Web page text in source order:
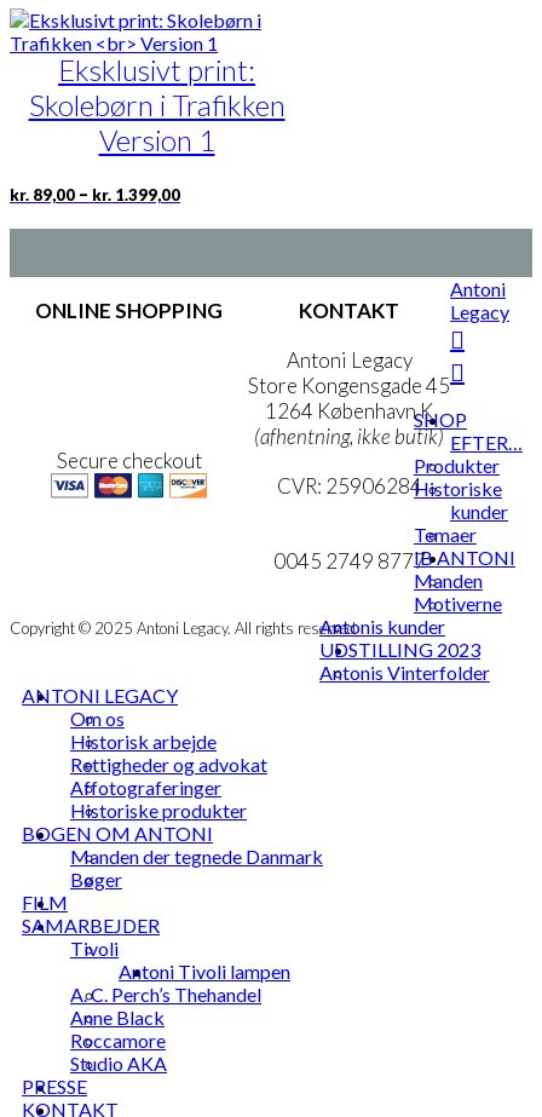
til
kr. 1.399,00
har
flere
varianter.
Mulighederne
kan
vælges
på
Eksklusivt print:
Skolebørn i Trafikken
Version 1
kr. 89,00 – kr. 1.399,00Prisinterval:
til
Dette
varianter.
Mulighederne
varesiden
ONLINE SHOPPING
Secure checkout
KONTAKT
Antoni Legacy
Store Kongensgade 45
1264 København K
(afhentning, ikke butik)
CVR: 25906284
mail@ibantoni.com
0045 2749 8777
Copyright © 2025 Antoni Legacy. All rights reserved
Antoni
Legacy
SHOP
EFTER…
Produkter
Historiske
kunder
Temaer
IB ANTONI
Manden
Motiverne
Antonis kunder
UDSTILLING 2023
Antonis Vinterfolder
ANTONI LEGACY
Om os
Historisk arbejde
Rettigheder og advokat
Affotograferinger
Historiske produkter
BOGEN OM ANTONI
Manden der tegnede Danmark
Bøger
FILM
SAMARBEJDER
Tivoli
Antoni Tivoli lampen
A. C. Perch’s Thehandel
Anne Black
Roccamore
Studio AKA
PRESSE
KONTAKT